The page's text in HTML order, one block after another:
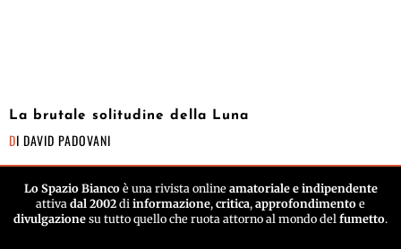
La brutale solitudine della Luna
DI DAVID PADOVANI
Lo Spazio Biancoè una rivista online amatoriale e indipendente
attiva dal 2002 di informazione, critica, approfondimento e
divulgazione su tutto quello che ruota attorno al mondo del fumetto.